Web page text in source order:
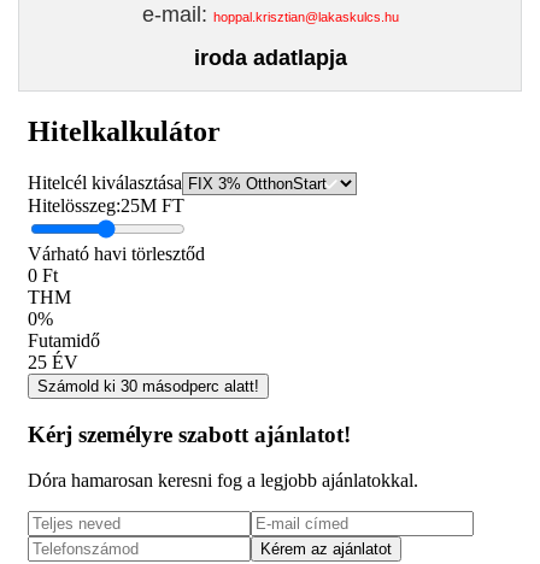
e-mail: hoppal.krisztian@lakaskulcs.hu
iroda adatlapja